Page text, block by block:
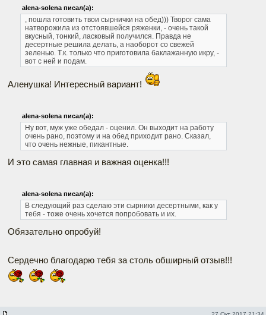
alena-solena писал(а):
, пошла готовить твои сырнички на обед))) Творог сама
натворожила из отстоявшейся ряженки, - очень такой
вкусный, тонкий, ласковый получился. Правда не
десертные решила делать, а наоборот со свежей
зеленью. Т.к. только что приготовила баклажанную икру, -
вот с ней и подам.
Аленушка! Интересный вариант!
alena-solena писал(а):
Ну вот, муж уже обедал - оценил. Он выходит на работу
очень рано, поэтому и на обед приходит рано. Сказал,
что очень нежные, пикантные.
И это самая главная и важная оценка!!!
alena-solena писал(а):
В следующий раз сделаю эти сырники десертными, как у
тебя - тоже очень хочется попробовать и их.
Обязательно опробуй!
Сердечно благодарю тебя за столь обширный отзыв!!!